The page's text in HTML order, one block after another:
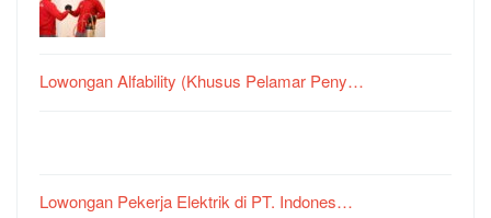
Lowongan Alfability (Khusus Pelamar Peny…
Lowongan Pekerja Elektrik di PT. Indones…